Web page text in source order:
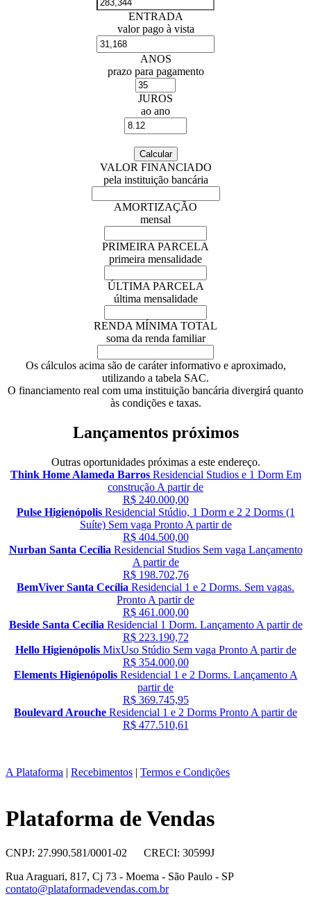
ENTRADA
valor pago à vista
ANOS
prazo para pagamento
JUROS
ao ano
VALOR FINANCIADO
pela instituição bancária
AMORTIZAÇÃO
mensal
PRIMEIRA PARCELA
primeira mensalidade
ÚLTIMA PARCELA
última mensalidade
RENDA MÍNIMA TOTAL
soma da renda familiar
Os cálculos acima são de caráter informativo e aproximado,
utilizando a tabela SAC.
O financiamento real com uma instituição bancária divergirá quanto
às condições e taxas.
Lançamentos próximos
Outras oportunidades próximas a este endereço.
Think Home Alameda Barros Residencial Studios e 1 Dorm Em
construção A partir de
R$ 240.000,00
Pulse Higienópolis Residencial Stúdio, 1 Dorm e 2 2 Dorms (1
Suíte) Sem vaga Pronto A partir de
R$ 404.500,00
Nurban Santa Cecília Residencial Studios Sem vaga Lançamento
A partir de
R$ 198.702,76
BemViver Santa Cecília Residencial 1 e 2 Dorms. Sem vagas.
Pronto A partir de
R$ 461.000,00
Beside Santa Cecília Residencial 1 Dorm. Lançamento A partir de
R$ 223.190,72
Hello Higienópolis MixUso Stúdio Sem vaga Pronto A partir de
R$ 354.000,00
Elements Higienópolis Residencial 1 e 2 Dorms. Lançamento A
partir de
R$ 369.745,95
Boulevard Arouche Residencial 1 e 2 Dorms Pronto A partir de
R$ 477.510,61
A Plataforma | Recebimentos | Termos e Condições
Plataforma de Vendas
CNPJ: 27.990.581/0001-02 CRECI: 30599J
Rua Araguari, 817, Cj 73 - Moema - São Paulo - SP
contato@plataformadevendas.com.br